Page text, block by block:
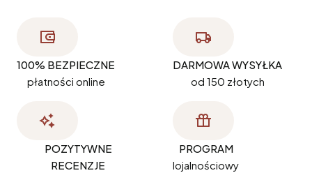
100% BEZPIECZNE
płatności online
DARMOWA WYSYŁKA
od 150 złotych
POZYTYWNE
RECENZJE
PROGRAM
lojalnościowy